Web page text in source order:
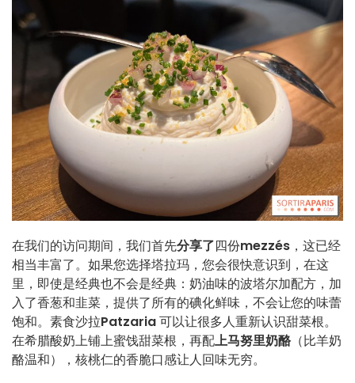
在我们的访问期间，我们首先分享了四份mezzés ，这已经
相当丰富了。如果您选择塔拉玛，您会很快意识到，在这
里，即使是经典也不会是经典：奶油味的波塔尔加配方，加
入了香葱和韭菜，提供了所有的碘化鲜味，不会让您的味蕾
饱和。素食沙拉Patzaria可以让很多人重新认识甜菜根。
在希腊酸奶上铺上蜜饯甜菜根，再配上马努里奶酪（比羊奶
酪温和），核桃仁的香脆口感让人回味无穷。